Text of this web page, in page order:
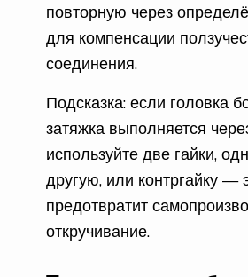
повторную через
для компенсации
соединения.
Подсказка: если головка
затяжка выполняется
используйте две гайки,
другую, или контргайку —
предотвратит
откручивание.